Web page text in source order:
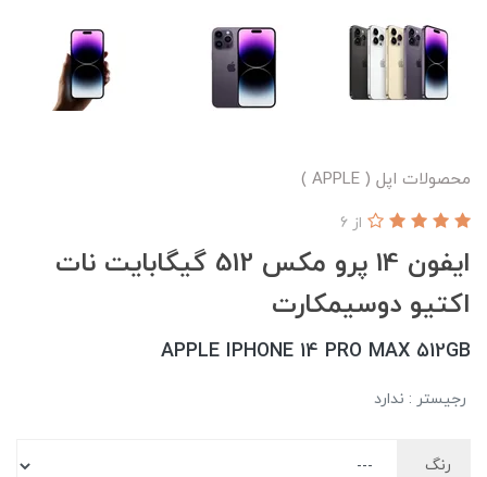
محصولات اپل ( APPLE )
ایفون 14 پرو مکس 512 گیگابایت نات
اکتیو دوسیمکارت
از 6
APPLE IPHONE 14 PRO MAX 512GB
رجیستر : ندارد
رنگ